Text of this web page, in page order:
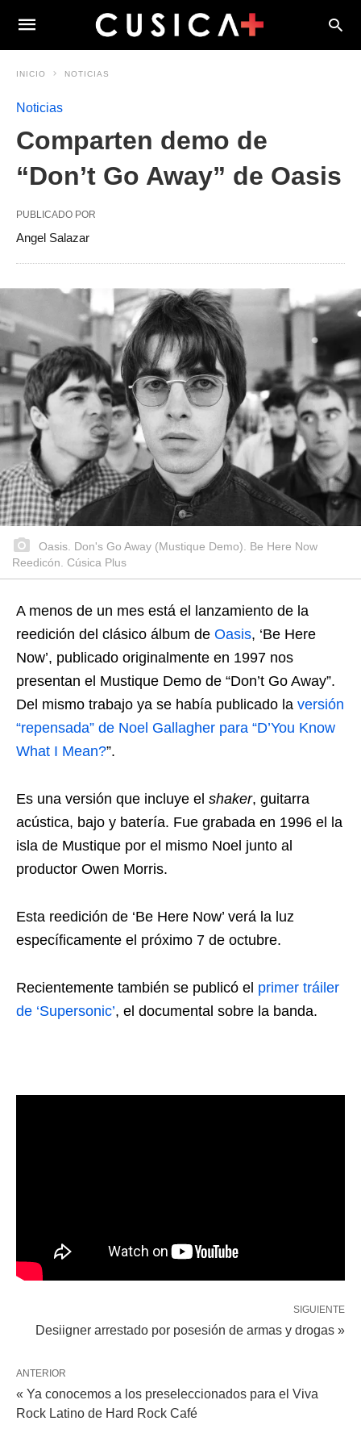
INICIO NOTICIAS
Noticias
Comparten demo de
“Don’t Go Away” de Oasis
PUBLICADO POR
Angel Salazar
Oasis. Don's Go Away (Mustique Demo). Be Here Now
Reedicón. Cúsica Plus
A menos de un mes está el lanzamiento de la
reedición del clásico álbum de Oasis, ‘Be Here
Now’, publicado originalmente en 1997 nos
presentan el Mustique Demo de “Don’t Go Away”.
Del mismo trabajo ya se había publicado la versión
“repensada” de Noel Gallagher para “D’You Know
What I Mean?”.
Es una versión que incluye el shaker, guitarra
acústica, bajo y batería. Fue grabada en 1996 el la
isla de Mustique por el mismo Noel junto al
productor Owen Morris.
Esta reedición de ‘Be Here Now’ verá la luz
específicamente el próximo 7 de octubre.
Recientemente también se publicó el primer tráiler
de ‘Supersonic’, el documental sobre la banda.
SIGUIENTE
Desiigner arrestado por posesión de armas y drogas »
ANTERIOR
« Ya conocemos a los preseleccionados para el Viva
Rock Latino de Hard Rock Café